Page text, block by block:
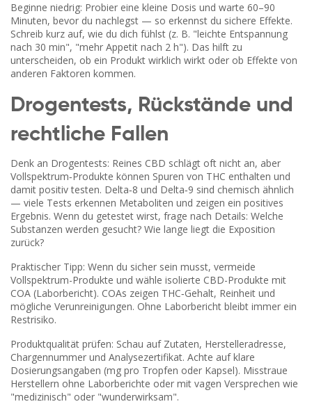
Beginne niedrig: Probier eine kleine Dosis und warte 60–90
Minuten, bevor du nachlegst — so erkennst du sichere Effekte.
Schreib kurz auf, wie du dich fühlst (z. B. "leichte Entspannung
nach 30 min", "mehr Appetit nach 2 h"). Das hilft zu
unterscheiden, ob ein Produkt wirklich wirkt oder ob Effekte von
anderen Faktoren kommen.
Drogentests, Rückstände und
rechtliche Fallen
Denk an Drogentests: Reines CBD schlägt oft nicht an, aber
Vollspektrum‑Produkte können Spuren von THC enthalten und
damit positiv testen. Delta‑8 und Delta‑9 sind chemisch ähnlich
— viele Tests erkennen Metaboliten und zeigen ein positives
Ergebnis. Wenn du getestet wirst, frage nach Details: Welche
Substanzen werden gesucht? Wie lange liegt die Exposition
zurück?
Praktischer Tipp: Wenn du sicher sein musst, vermeide
Vollspektrum-Produkte und wähle isolierte CBD-Produkte mit
COA (Laborbericht). COAs zeigen THC‑Gehalt, Reinheit und
mögliche Verunreinigungen. Ohne Laborbericht bleibt immer ein
Restrisiko.
Produktqualität prüfen: Schau auf Zutaten, Herstelleradresse,
Chargennummer und Analysezertifikat. Achte auf klare
Dosierungsangaben (mg pro Tropfen oder Kapsel). Misstraue
Herstellern ohne Laborberichte oder mit vagen Versprechen wie
"medizinisch" oder "wunderwirksam".